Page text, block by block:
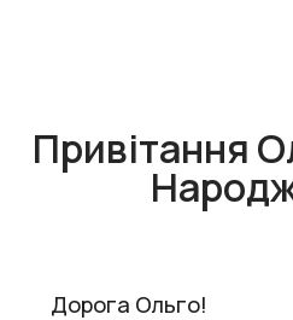
Привітання
Дорога Ольго!